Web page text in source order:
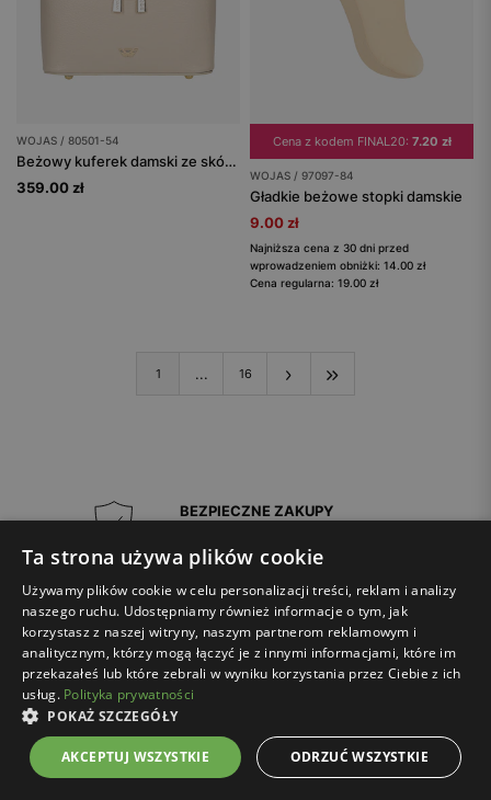
WOJAS / 80501-54
Beżowy kuferek damski ze skóry licowej
359.00 zł
Cena z kodem FINAL20: 7.20 zł
WOJAS / 97097-84
Gładkie beżowe stopki damskie
9.00 zł
Najniższa cena z 30 dni przed
wprowadzeniem obniżki: 14.00 zł
Cena regularna: 19.00 zł
1 ... 16
BEZPIECZNE ZAKUPY
Darmowa dostawa*
dla zamówień za min. 250 zł
Aż do 30 dni na zwrot
przez Wygodne Zwroty
całkowicie za darmo*
4.9/ 5
Ta strona używa plików cookie
Używamy plików cookie w celu personalizacji treści, reklam i analizy
naszego ruchu. Udostępniamy również informacje o tym, jak
korzystasz z naszej witryny, naszym partnerom reklamowym i
analitycznym, którzy mogą łączyć je z innymi informacjami, które im
przekazałeś lub które zebrali w wyniku korzystania przez Ciebie z ich
usług. Polityka prywatności
POKAŻ SZCZEGÓŁY
AKCEPTUJ WSZYSTKIE ODRZUĆ WSZYSTKIE